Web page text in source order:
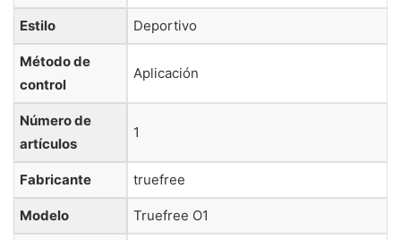
Estilo ‎Deportivo
Método de
control
‎Aplicación
Número de
artículos
‎1
Fabricante ‎truefree
Modelo ‎Truefree O1